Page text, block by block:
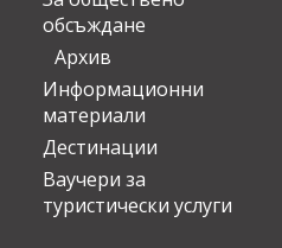
обсъждане
Архив
Информационни
материали
Дестинации
Ваучери за
туристически услуги